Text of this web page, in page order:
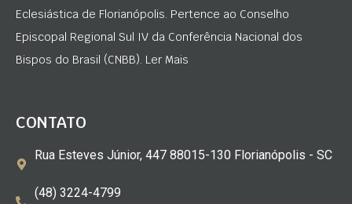
Eclesiástica de Florianópolis. Pertence ao Conselho
Episcopal Regional Sul IV da Conferência Nacional dos
Bispos do Brasil (CNBB). Ler Mais
CONTATO
Rua Esteves Júnior, 447 88015-130 Florianópolis - SC
(48) 3224-4799